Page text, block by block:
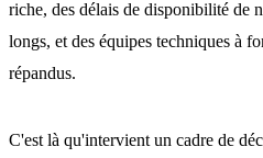
riche, des délais de disponibilité de
longs, et des équipes techniques à
répandus.
C'est là qu'intervient un cadre de